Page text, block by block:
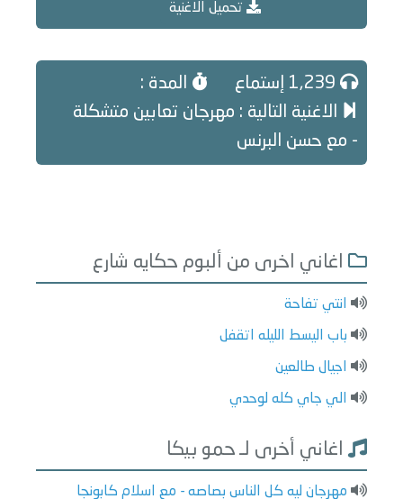
تحميل الاغنية
المدة :
الاغنية التالية : مهرجان تعابين متشكلة
- مع حسن البرنس
اغاني اخرى من ألبوم حكايه شارع
انتي تفاحة
باب اليسط الليله اتقفل
اجيال طالعين
الي جاي كله لوحدي
اغاني أخرى لـ حمو بيكا
مهرجان ليه كل الناس بصاصه - مع اسلام كابونجا